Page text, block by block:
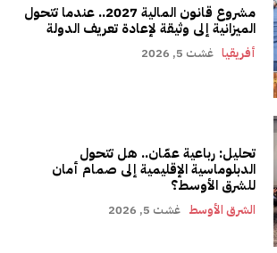
مشروع قانون المالية 2027.. عندما تتحول
الميزانية إلى وثيقة لإعادة تعريف الدولة
أفريقيا غشت 5, 2026
تحليل: رباعية عمّان.. هل تتحول
الدبلوماسية الإقليمية إلى صمام أمان
للشرق الأوسط؟
الشرق الأوسط غشت 5, 2026